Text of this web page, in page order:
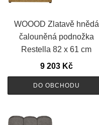
WOOOD Zlatavě hnědá
čalouněná podnožka
Restella 82 x 61 cm
9 203 Kč
DO OBCHODU